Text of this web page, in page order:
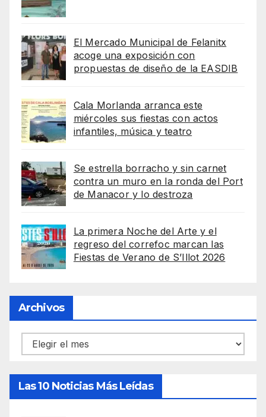
El Mercado Municipal de Felanitx
acoge una exposición con
propuestas de diseño de la EASDIB
Cala Morlanda arranca este
miércoles sus fiestas con actos
infantiles, música y teatro
Se estrella borracho y sin carnet
contra un muro en la ronda del Port
de Manacor y lo destroza
La primera Noche del Arte y el
regreso del correfoc marcan las
Fiestas de Verano de S’Illot 2026
Archivos
Archivos
Las 10 Noticias Más Leídas